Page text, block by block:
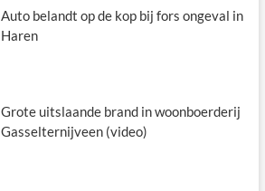
Auto belandt op de kop bij fors ongeval in
Haren
Grote uitslaande brand in woonboerderij
Gasselternijveen (video)